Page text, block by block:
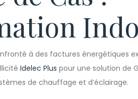
à des factures énergétiques
Idelec Plus pour une solution de
de chauffage et d’éclairage.